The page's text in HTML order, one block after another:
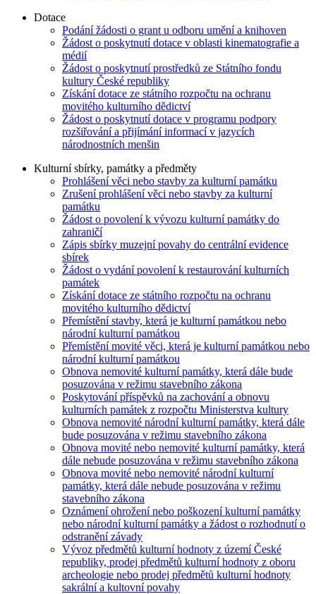
Dotace
Podání žádosti o grant u odboru umění a knihoven
Žádost o poskytnutí dotace v oblasti kinematografie a
médií
Žádost o poskytnutí prostředků ze Státního fondu
kultury České republiky
Získání dotace ze státního rozpočtu na ochranu
movitého kulturního dědictví
Žádost o poskytnutí dotace v programu podpory
rozšiřování a přijímání informací v jazycích
národnostních menšin
Kulturní sbírky, památky a předměty
Prohlášení věci nebo stavby za kulturní památku
Zrušení prohlášení věci nebo stavby za kulturní
památku
Žádost o povolení k vývozu kulturní památky do
zahraničí
Zápis sbírky muzejní povahy do centrální evidence
sbírek
Žádost o vydání povolení k restaurování kulturních
památek
Získání dotace ze státního rozpočtu na ochranu
movitého kulturního dědictví
Přemístění stavby, která je kulturní památkou nebo
národní kulturní památkou
Přemístění movité věci, která je kulturní památkou nebo
národní kulturní památkou
Obnova nemovité kulturní památky, která dále bude
posuzována v režimu stavebního zákona
Poskytování příspěvků na zachování a obnovu
kulturních památek z rozpočtu Ministerstva kultury
Obnova nemovité národní kulturní památky, která dále
bude posuzována v režimu stavebního zákona
Obnova movité nebo nemovité kulturní památky, která
dále nebude posuzována v režimu stavebního zákona
Obnova movité nebo nemovité národní kulturní
památky, která dále nebude posuzována v režimu
stavebního zákona
Oznámení ohrožení nebo poškození kulturní památky
nebo národní kulturní památky a žádost o rozhodnutí o
odstranění závady
Vývoz předmětů kulturní hodnoty z území České
republiky, prodej předmětů kulturní hodnoty z oboru
archeologie nebo prodej předmětů kulturní hodnoty
sakrální a kultovní povahy